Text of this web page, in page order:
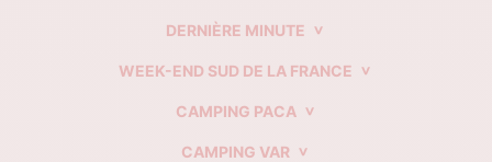
DERNIÈRE MINUTE
WEEK-END SUD DE LA FRANCE
CAMPING PACA
CAMPING VAR